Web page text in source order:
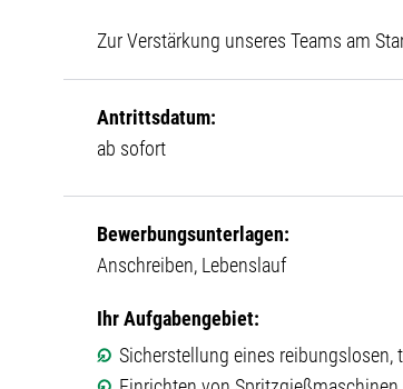
Zur Verstärkung unseres Teams am
Antrittsdatum:
ab sofort
Bewerbungsunterlagen:
Anschreiben, Lebenslauf
Ihr Aufgabengebiet:
Sicherstellung eines